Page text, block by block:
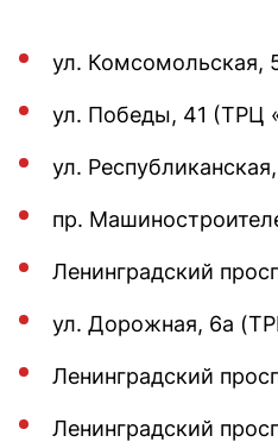
ул. Комсомольская,
ул. Победы, 41 (ТРЦ
ул.
пр.
Ленинградский
ул. Дорожная, 6а
Ленинградский
Ленинградский